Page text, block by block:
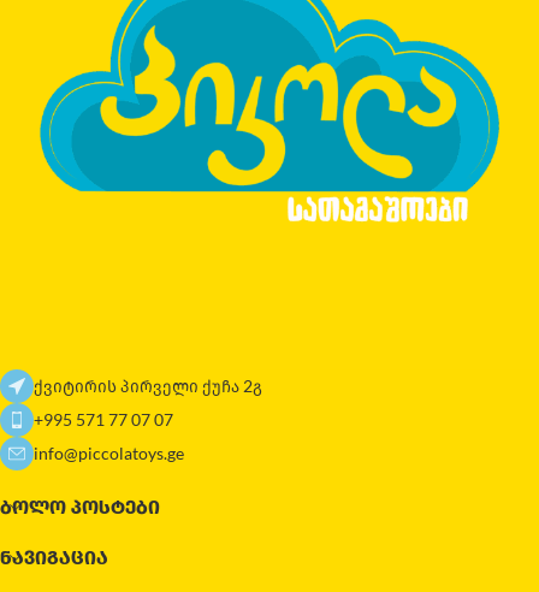
ქვიტირის პირველი ქუჩა 2გ
+995 571 77 07 07
info@piccolatoys.ge
ᲑᲝᲚᲝ ᲞᲝᲡᲢᲔᲑᲘ
ᲜᲐᲕᲘᲒᲐᲪᲘᲐ